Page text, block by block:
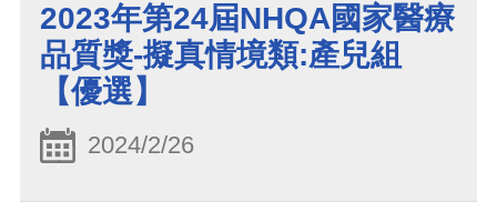
2023年第24屆NHQA國家醫療
品質獎-擬真情境類:產兒組
【優選】
2024/2/26